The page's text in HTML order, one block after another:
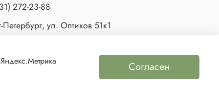
272-23-88
Петербург, ул. Оптиков 51к1
Согласен